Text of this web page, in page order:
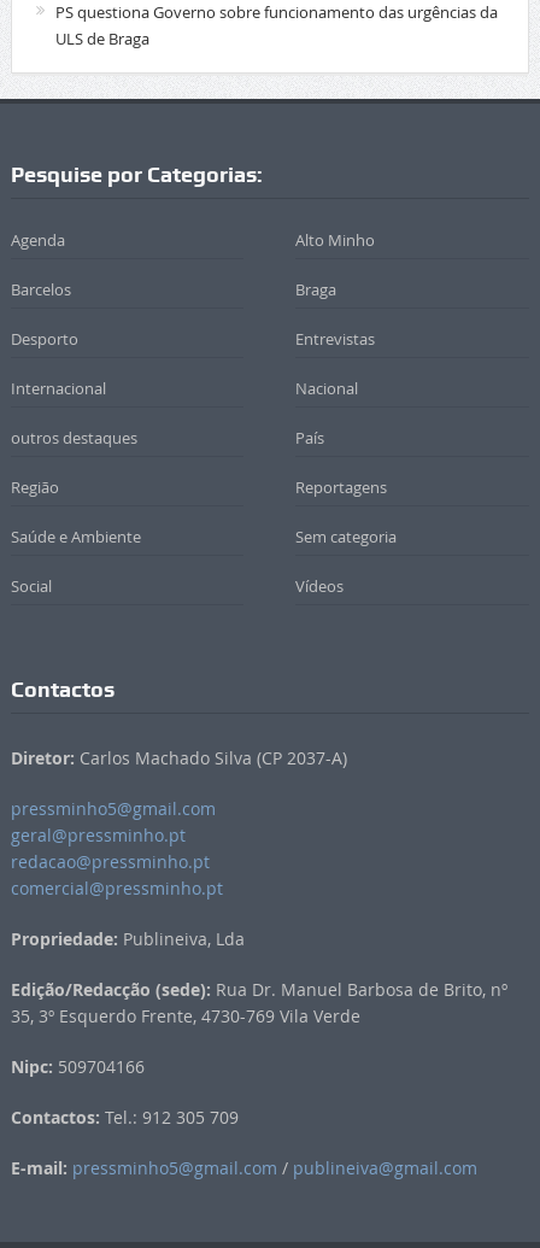
PS questiona Governo sobre funcionamento das urgências da
ULS de Braga
Pesquise por Categorias:
Agenda Alto Minho
Barcelos Braga
Desporto Entrevistas
Internacional Nacional
outros destaques País
Região Reportagens
Saúde e Ambiente Sem categoria
Social Vídeos
Contactos
Diretor: Carlos Machado Silva (CP 2037-A)
pressminho5@gmail.com
geral@pressminho.pt
redacao@pressminho.pt
comercial@pressminho.pt
Propriedade: Publineiva, Lda
Edição/Redacção (sede): Rua Dr. Manuel Barbosa de Brito, nº
35, 3º Esquerdo Frente, 4730-769 Vila Verde
Nipc: 509704166
Contactos: Tel.: 912 305 709
E-mail: pressminho5@gmail.com / publineiva@gmail.com